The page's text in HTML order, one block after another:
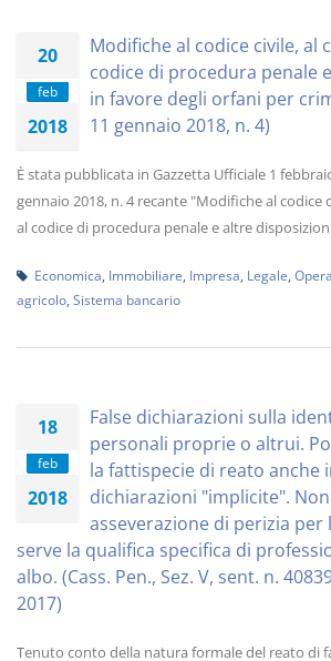
20
feb
2018
Modifiche al codice civile, al
codice di procedura penale
in favore degli orfani per
11 gennaio 2018, n. 4)
È stata pubblicata in Gazzetta Ufficiale 1
gennaio 2018, n. 4 recante "Modifiche al codice
al codice di procedura penale e altre
Economica Immobiliare Impresa Legale
agricolo Sistema bancario
18
feb
2018
False dichiarazioni sulla
personali proprie o altrui.
la fattispecie di reato anche
dichiarazioni "implicite".
asseverazione di perizia per
serve la qualifica specifica di
albo. (Cass. Pen., Sez. V, sent. n.
2017)
Tenuto conto della natura formale del reato di